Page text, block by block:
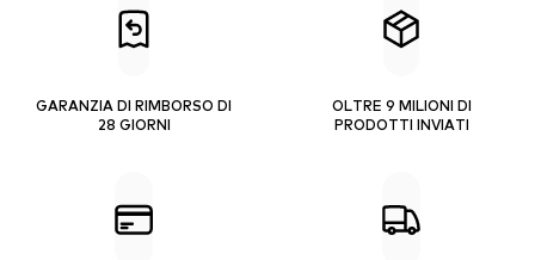
GARANZIA DI RIMBORSO DI
28 GIORNI
OLTRE 9 MILIONI DI
PRODOTTI INVIATI